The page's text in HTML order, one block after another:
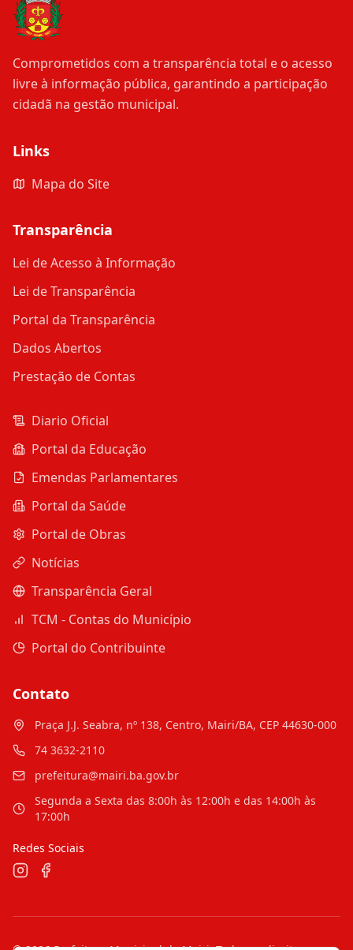
Comprometidos com a transparência total e o acesso
livre à informação pública, garantindo a participação
cidadã na gestão municipal.
Links
Mapa do Site
Transparência
Lei de Acesso à Informação
Lei de Transparência
Portal da Transparência
Dados Abertos
Prestação de Contas
Diario Oficial
Portal da Educação
Emendas Parlamentares
Portal da Saúde
Portal de Obras
Notícias
Transparência Geral
TCM - Contas do Município
Portal do Contribuinte
Contato
Praça J.J. Seabra, nº 138, Centro, Mairi/BA, CEP 44630-000
74 3632-2110
prefeitura@mairi.ba.gov.br
Segunda a Sexta das 8:00h às 12:00h e das 14:00h às
17:00h
Redes Sociais